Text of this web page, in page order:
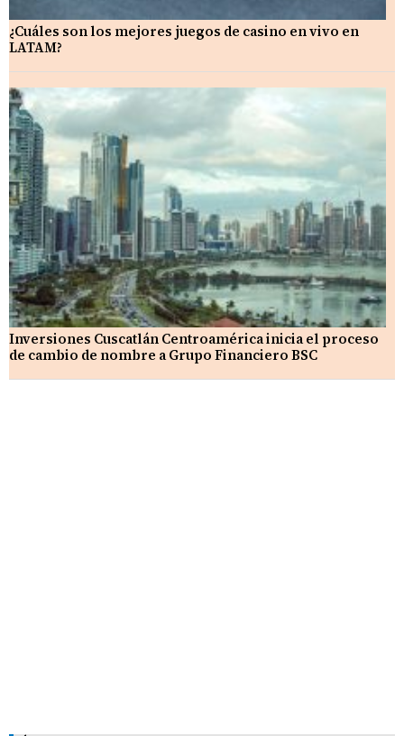
¿Cuáles son los mejores juegos de casino en vivo en
LATAM?
Inversiones Cuscatlán Centroamérica inicia el proceso
de cambio de nombre a Grupo Financiero BSC